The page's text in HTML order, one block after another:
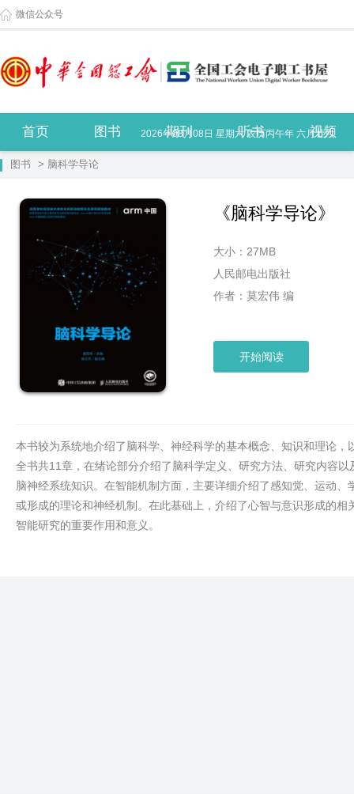
微信公众号
首页 图书 期刊 听书 视频
2026年08月08日 星期六 农历丙午年 六月廿六
图书 > 脑科学导论
《脑科学导论》
大小：27MB
人民邮电出版社
作者：莫宏伟 编
开始阅读
本书较为系统地介绍了脑科学、神经科学的基本概念、知识和理论
全书共11章，在绪论部分介绍了脑科学定义、研究方法、研究内容
脑神经系统知识。在智能机制方面，主要详细介绍了感知觉、运动
或形成的理论和神经机制。在此基础上，介绍了心智与意识形成的
智能研究的重要作用和意义。